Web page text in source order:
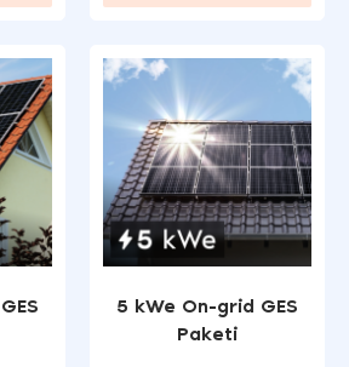
5 kWe On-grid GES
Paketi